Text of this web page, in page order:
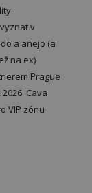
v
a añejo (a
na ex)
Prague
Cava
VIP zónu